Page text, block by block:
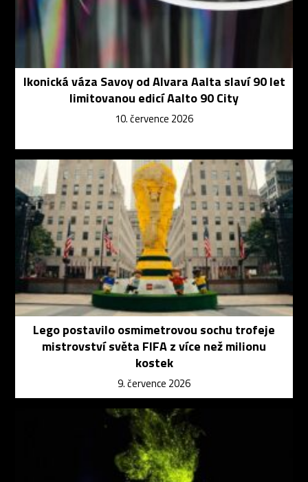
Ikonická váza Savoy od Alvara Aalta slaví 90 let
limitovanou edicí Aalto 90 City
10. července 2026
Lego postavilo osmimetrovou sochu trofeje
mistrovství světa FIFA z více než milionu
kostek
9. července 2026